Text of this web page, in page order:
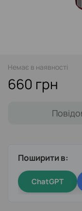
Немає в наявності
660 грн
Поширити в:
ChatGPT